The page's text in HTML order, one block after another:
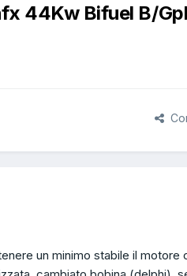
44Kw Bifuel B/
un minimo stabile il motore